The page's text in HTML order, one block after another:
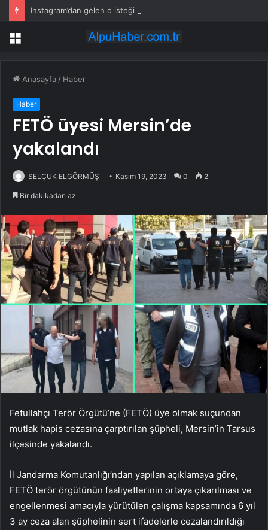
Menü
Anasayfa / Haber
Haber
FETÖ üyesi Mersin’de
yakalandı
SELÇUK ELGÖRMÜŞ Kasım 19, 2023 0 2
Bir dakikadan az
Fetullahçı Terör Örgütü’ne (FETÖ) üye olmak suçundan
mutlak hapis cezasına çarptırılan şüpheli, Mersin’in Tarsus
ilçesinde yakalandı.
İl Jandarma Komutanlığı’ndan yapılan açıklamaya göre,
FETÖ terör örgütünün faaliyetlerinin ortaya çıkarılması ve
engellenmesi amacıyla yürütülen çalışma kapsamında 6 yıl
3 ay ceza alan şüphelinin sert ifadelerle cezalandırıldığı